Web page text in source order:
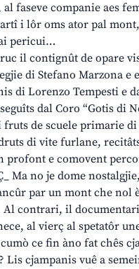
faseve companie aes
i lôr oms ator pal
pericui…
il contignût de opare
di Stefano Marzona e
di Lorenzo Tempesti e
dal Coro “Gotis di
fruts de scuele primarie
di vite furlane,
profont e comovent
Ma no je dome
par un mont che nol
contrari, il
al vierç al spetatôr
ce fin àno fat chês
Lis cjampanis vuê a